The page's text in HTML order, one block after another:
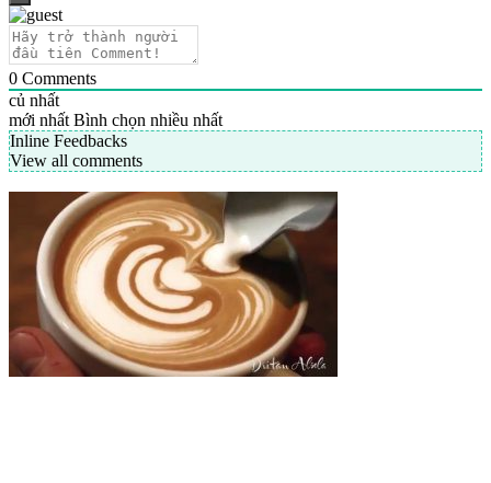
0 Comments
củ nhất
mới nhất Bình chọn nhiều nhất
Inline Feedbacks
View all comments